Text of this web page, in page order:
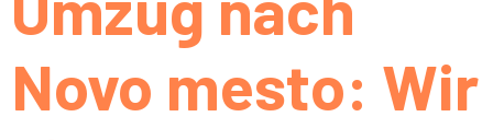
Novo mesto: Wir